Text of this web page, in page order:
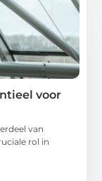
voor
van
rol in